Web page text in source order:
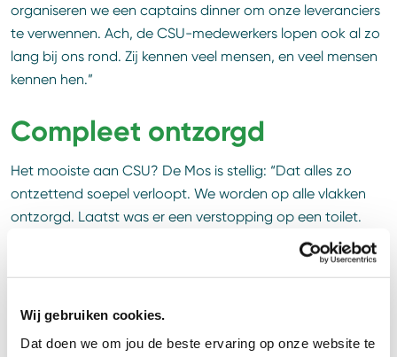
Wij gebruiken cookies.
Dat doen we om jou de beste ervaring op onze website te
organiseren we een captains dinner om onze leveranciers
te verwennen. Ach, de CSU-medewerkers lopen ook al zo
lang bij ons rond. Zij kennen veel mensen, en veel mensen
kennen hen.”
Compleet ontzorgd
Het mooiste aan CSU? De Mos is stellig: “Dat alles zo
ontzettend soepel verloopt. We worden op alle vlakken
ontzorgd. Laatst was er een verstopping op een toilet.
Dan heeft de medewerker haar leidinggevende al
ingeschakeld, evenals de objectleider voor de speciale
worden netjes geïnformeerd. De CSU-medewerkers zijn